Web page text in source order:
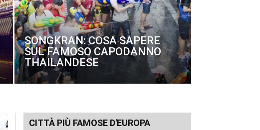
SONGKRAN: COSA SAPERE
SUL FAMOSO CAPODANNO
THAILANDESE
CITTÀ PIÙ FAMOSE D'EUROPA